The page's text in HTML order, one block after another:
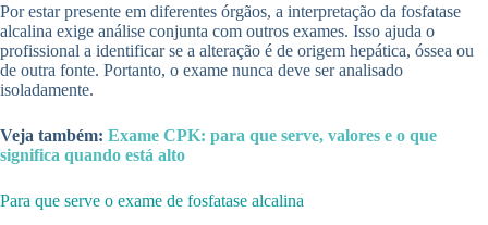
Por estar presente em diferentes órgãos, a interpretação da fosfatase
alcalina exige análise conjunta com outros exames. Isso ajuda o
profissional a identificar se a alteração é de origem hepática, óssea ou
de outra fonte. Portanto, o exame nunca deve ser analisado
isoladamente.
Veja também: Exame CPK: para que serve, valores e o que
significa quando está alto
Para que serve o exame de fosfatase alcalina